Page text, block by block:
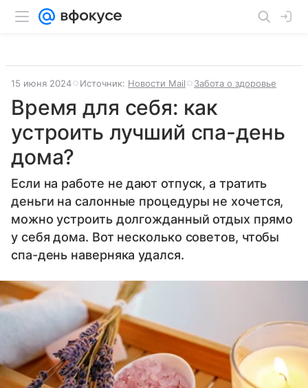
15 июня 2024 Источник: Новости Mail Забота о здоровье
Время для себя: как
устроить лучший спа-день
дома?
Если на работе не дают отпуск, а тратить
деньги на салонные процедуры не хочется,
можно устроить долгожданный отдых прямо
у себя дома. Вот несколько советов, чтобы
спа-день наверняка удался.